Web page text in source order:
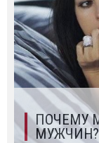
ПОЧЕМУ
МУЖЧИН?